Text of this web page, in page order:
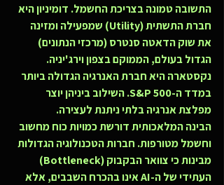
התשובה טמונה בצריכת החשמל. דומיניון היא
חברת התשתית (Utility) שמפעילה ומזינה
את שוק הדאטה סנטרס (מרכזי הנתונים)
הגדול בעולם, הממוקם בצפון וירג'יניה.
נקסטארה היא חברת האנרגיה הגדולה ביותר
במדד ה-S&P 500. השילוב ביניהן יוצר
מפלצת אנרגיה בלתי ניתנת לעצירה.
הבינה המלאכותית דורשת כמויות כוח מחשוב
וחשמל מטורפות. חברות הטכנולוגיה הגדולות
מבינות כי צוואר הבקבוק (Bottleneck)
העתידי של ה-AI אינו בהכרח השבבים, אלא